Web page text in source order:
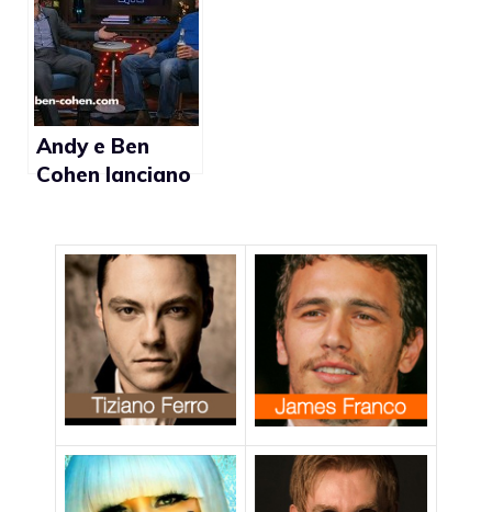
giurato
imparziale
poichè gay”
Andy e Ben
Cohen lanciano
delle diversità